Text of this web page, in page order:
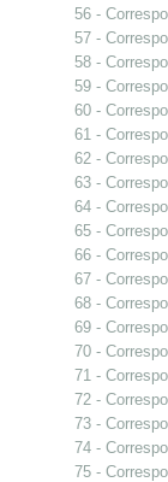
56 -
57 -
58 -
59 -
60 -
61 -
62 -
63 -
64 -
65 -
66 -
67 -
68 -
69 -
70 -
71 -
72 -
73 -
74 -
75 -